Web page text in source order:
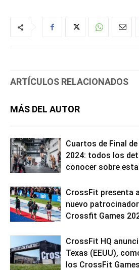
ARTÍCULOS RELACIONADOS
MÁS DEL AUTOR
Cuartos de Final
2024: todos los
conocer sobre
CrossFit presenta
nuevo
Crossfit Games
CrossFit HQ
Texas (EEUU),
los CrossFit